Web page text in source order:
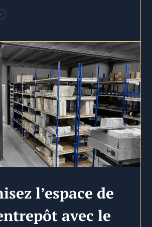
l’espace de
avec le